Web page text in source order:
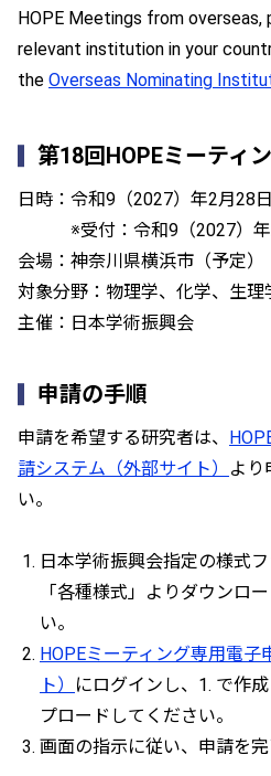
HOPE Meetings from
relevant institution in your
the Overseas Nominating
第18回HOPEミーティ
日時：令和9（2027）年2月28
※受付：令和9（2027）年2
会場：神奈川県横浜市（予定）
対象分野：物理学、化学、生理
主催：日本学術振興会
申請の手順
申請を希望する研究者は、
請システム（外部サイト）
より
い。
日本学術振興会指定の様式
「各種様式」よりダウンロ
い。
HOPEミーティング専用電
ト）
にログインし、1. で作
プロードしてください。
画面の指示に従い、申請を完